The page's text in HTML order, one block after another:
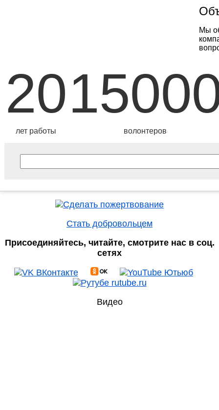
Мы
20
лет работы волонтеров
Стать добровольцем
Присоединяйтесь, читайте, смотрите нас в соц.
сетях
Видео